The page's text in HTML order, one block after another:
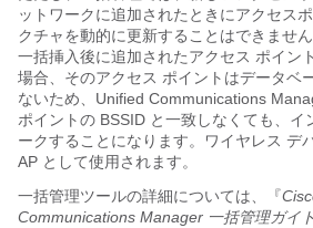
ットワークに追加されたときにアクセス
クチャを動的に更新することはできませ
一括挿入後に追加されたアクセス ポイン
場合、そのアクセス ポイントはデータベ
ないため、Unified Communications
ポイントの BSSID と一致しなくても、イ
ークすることになります。ワイヤレス デ
AP として使用されます。
一括管理ツールの詳細については、『
Communications Manager 一括管理ガイ